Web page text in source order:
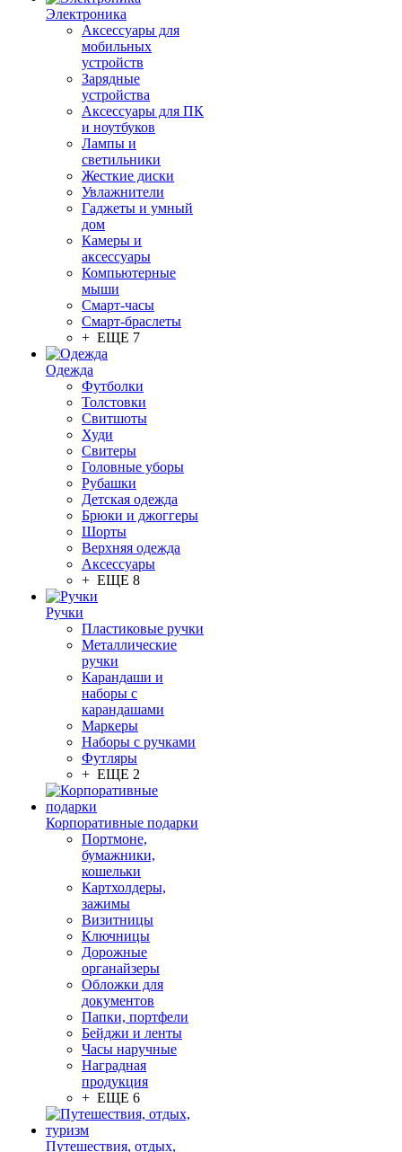
Электроника
Аксессуары для
мобильных
устройств
Зарядные
устройства
Аксессуары для ПК
и ноутбуков
Лампы и
светильники
Жесткие диски
Увлажнители
Гаджеты и умный
дом
Камеры и
аксессуары
Компьютерные
мыши
Смарт-часы
Смарт-браслеты
+ ЕЩЕ 7
Одежда
Футболки
Толстовки
Свитшоты
Худи
Свитеры
Головные уборы
Рубашки
Детская одежда
Брюки и джоггеры
Шорты
Верхняя одежда
Аксессуары
+ ЕЩЕ 8
Ручки
Пластиковые ручки
Металлические
ручки
Карандаши и
наборы с
карандашами
Маркеры
Наборы с ручками
Футляры
+ ЕЩЕ 2
Корпоративные подарки
Портмоне,
бумажники,
кошельки
Картхолдеры,
зажимы
Визитницы
Ключницы
Дорожные
органайзеры
Обложки для
документов
Папки, портфели
Бейджи и ленты
Часы наручные
Наградная
продукция
+ ЕЩЕ 6
Путешествия, отдых,